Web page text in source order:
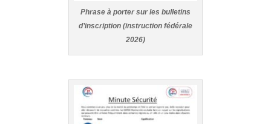
Phrase à porter sur les bulletins
d’inscription (instruction fédérale
2026)